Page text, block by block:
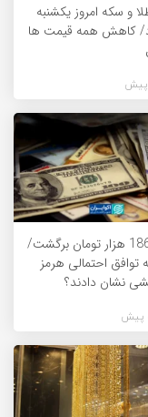
و سکه امروز یکشنبه
کاهش همه قیمت ها
دلار به 186 هزار تومان برگشت/
توافق احتمالی هرمز
نشان دادند؟